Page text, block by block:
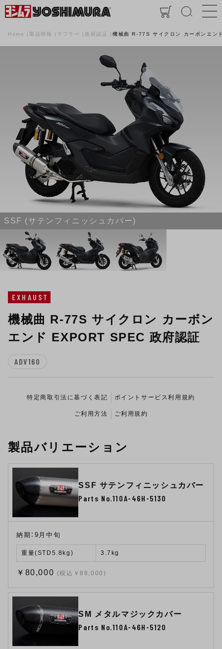
Home 製品情報 マフラー 政府認証 機械曲 R-77S サイクロン カーボンエ
SSF (サテンフィニッシュカバー)
EXHAUST
機械曲 R-77S サイクロン カーボン
エンド EXPORT SPEC 政府認証
ADV160
特定商取引法に基づく表記 ポイントサービス利用規約
ご利用方法 ご利用規約
製品バリエーション
SSF サテンフィニッシュカバー
Parts No.110A-46H-5130
納期：9月中旬
重量(STD5.8kg) 3.7kg
￥80,000 (税込￥88,000)
SM メタルマジックカバー
Parts No.110A-46H-5120